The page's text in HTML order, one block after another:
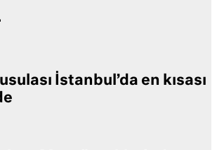
İstanbul’da en kısası